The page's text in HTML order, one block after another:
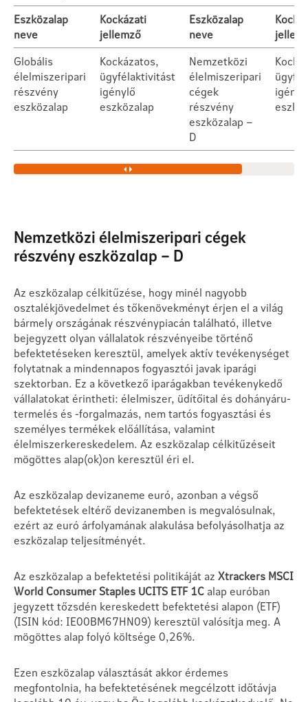
Eszközalap
neve
Kockázati
jellemző
Eszközalap
neve
Globális
élelmiszeripari
részvény
eszközalap
Kockázatos,
ügyfélaktivitást
igénylő
eszközalap
Nemzetközi
élelmiszeripari
cégek
részvény
eszközalap –
D
Nemzetközi élelmiszeripari cégek
részvény eszközalap – D
Az eszközalap célkitűzése, hogy minél nagyobb
osztalékjövedelmet és tőkenövekményt érjen el a világ
bármely országának részvénypiacán található, illetve
bejegyzett olyan vállalatok részvényeibe történő
befektetéseken keresztül, amelyek aktív tevékenységet
folytatnak a mindennapos fogyasztói javak iparági
szektorban. Ez a következő iparágakban tevékenykedő
vállalatokat érintheti: élelmiszer, üdítőital és dohányáru-
termelés és -forgalmazás, nem tartós fogyasztási és
személyes termékek előállítása, valamint
élelmiszerkereskedelem. Az eszközalap célkitűzéseit
mögöttes alap(ok)on keresztül éri el.
Az eszközalap devizaneme euró, azonban a végső
befektetések eltérő devizanemben is megvalósulnak,
ezért az euró árfolyamának alakulása befolyásolhatja az
eszközalap teljesítményét.
Az eszközalap a befektetési politikáját az Xtrackers MSCI
World Consumer Staples UCITS ETF 1C alap euróban
jegyzett tőzsdén kereskedett befektetési alapon (ETF)
(ISIN kód: IE00BM67HN09) keresztül valósítja meg. A
mögöttes alap folyó költsége 0,26%.
Ezen eszközalap választását akkor érdemes
megfontolnia, ha befektetésének megcélzott időtávja